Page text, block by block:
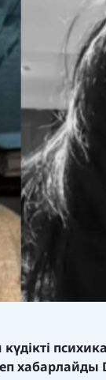
күдікті
хабарлайды